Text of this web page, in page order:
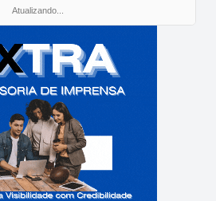
Atualizando...